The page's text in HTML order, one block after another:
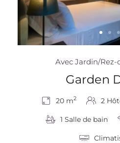
Avec Jardin/Rez-
Garden
20 m2 2
1 Salle de bain